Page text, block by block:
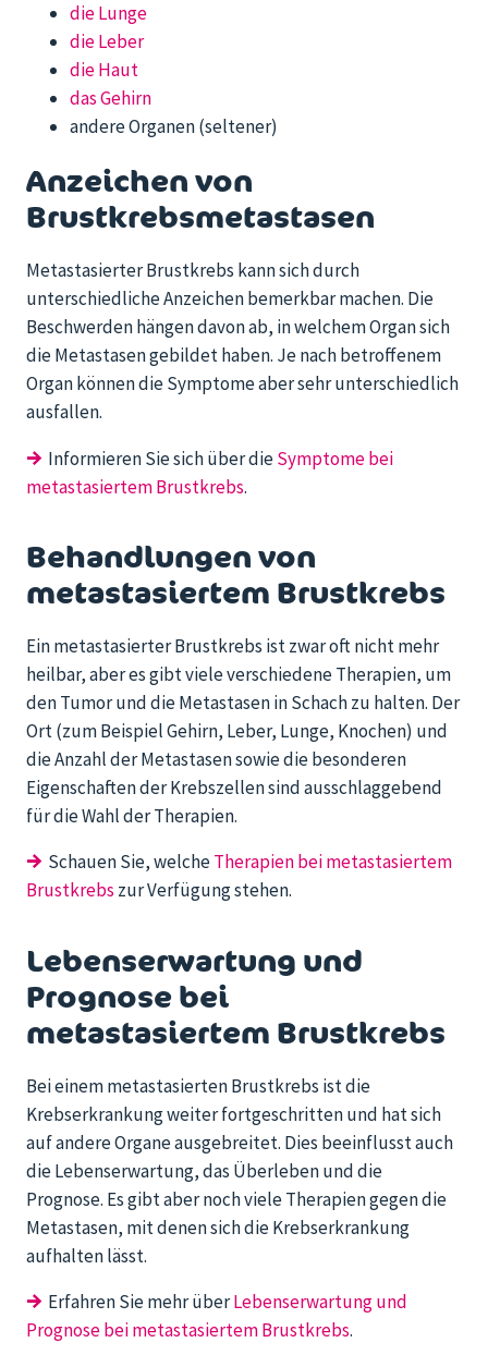
die Lunge
die Leber
die Haut
das Gehirn
andere Organen (seltener)
Anzeichen von
Brustkrebsmetastasen
Metastasierter Brustkrebs kann sich durch
unterschiedliche Anzeichen bemerkbar machen. Die
Beschwerden hängen davon ab, in welchem Organ sich
die Metastasen gebildet haben. Je nach betroffenem
Organ können die Symptome aber sehr unterschiedlich
ausfallen.
→ Informieren Sie sich über dieSymptome bei
metastasiertem Brustkrebs.
Behandlungen von
metastasiertem Brustkrebs
Ein metastasierter Brustkrebs ist zwar oft nicht mehr
heilbar, aber es gibt viele verschiedene Therapien, um
den Tumor und die Metastasen in Schach zu halten. Der
Ort (zum Beispiel Gehirn, Leber, Lunge, Knochen) und
die Anzahl der Metastasen sowie die besonderen
Eigenschaften der Krebszellen sind ausschlaggebend
für die Wahl der Therapien.
→ Schauen Sie, welcheTherapien bei metastasiertem
Brustkrebs zur Verfügung stehen.
Lebenserwartung und
Prognose bei
metastasiertem Brustkrebs
Bei einem metastasierten Brustkrebs ist die
Krebserkrankung weiter fortgeschritten und hat sich
auf andere Organe ausgebreitet. Dies beeinflusst auch
die Lebenserwartung, das Überleben und die
Prognose. Es gibt aber noch viele Therapien gegen die
Metastasen, mit denen sich die Krebserkrankung
aufhalten lässt.
→ Erfahren Sie mehr überLebenserwartung und
Prognose bei metastasiertem Brustkrebs.